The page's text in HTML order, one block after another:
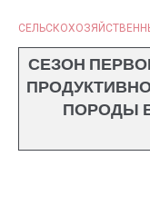
СЕЗОН
ПОРОДЫ